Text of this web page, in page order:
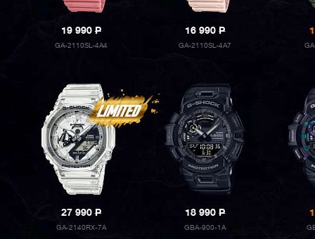
19 990P
GA-2110SL-4A4
16 990P
GA-2110SL-4A7
27 990P
GA-2140RX-7A
18 990P
GBA-900-1A